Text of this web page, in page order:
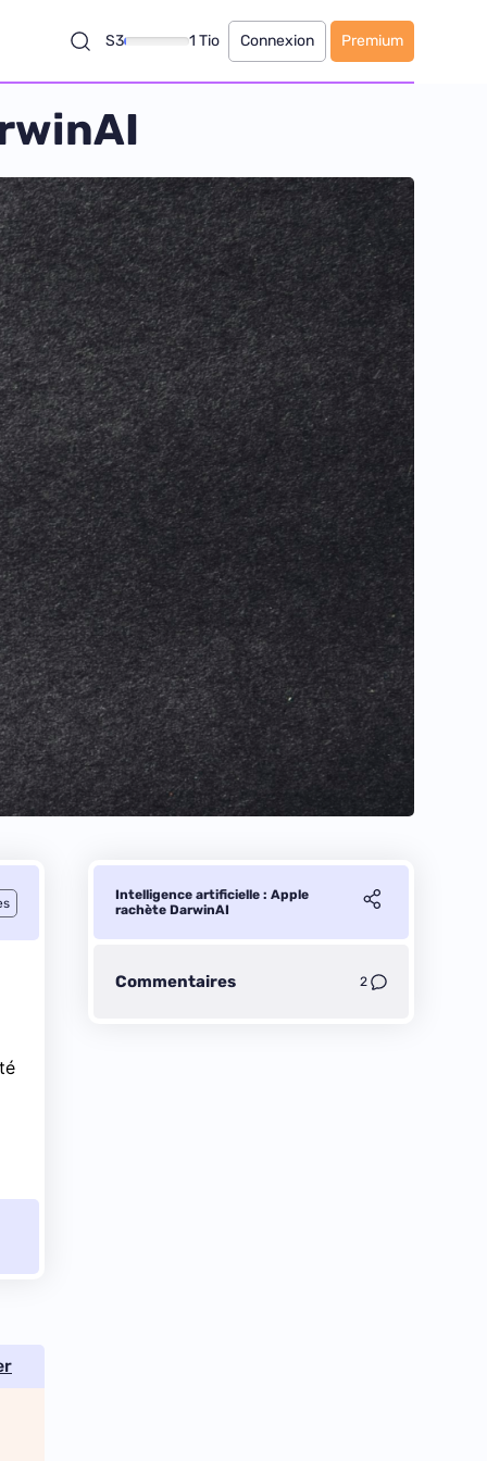
S3 1 Tio Connexion Premium
Intelligence artificielle : Apple
rachète DarwinAI
Commentaires 2